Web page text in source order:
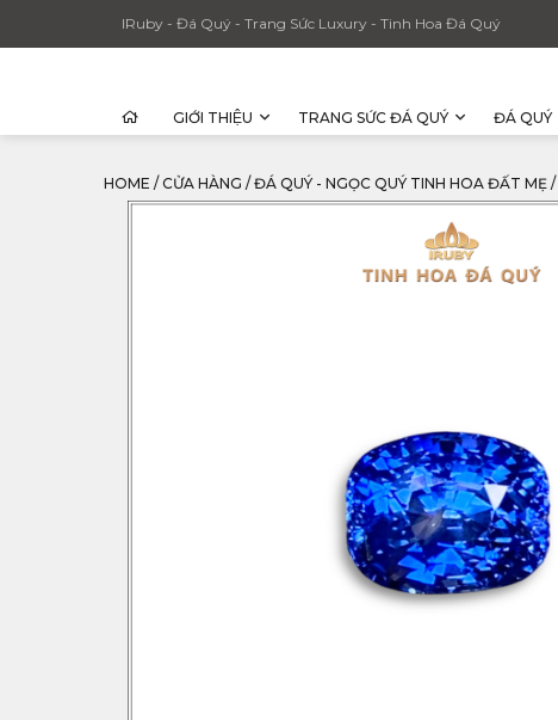
IRuby - Đá Quý - Trang Sức Luxury - Tinh Hoa Đá Quý
GIỚI THIỆU TRANG SỨC ĐÁ QUÝ ĐÁ QUÝ
HOME / CỬA HÀNG / ĐÁ QUÝ - NGỌC QUÝ TINH HOA ĐẤT MẸ /